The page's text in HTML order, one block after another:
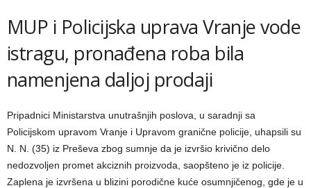
MUP i Policijska uprava Vranje vode
istragu, pronađena roba bila
namenjena daljoj prodaji
Pripadnici Ministarstva unutrašnjih poslova, u saradnji sa
Policijskom upravom Vranje i Upravom granične policije, uhapsili su
N. N. (35) iz Preševa zbog sumnje da je izvršio krivično delo
nedozvoljen promet akciznih proizvoda, saopšteno je iz policije.
Zaplena je izvršena u blizini porodične kuće osumnjičenog, gde je u